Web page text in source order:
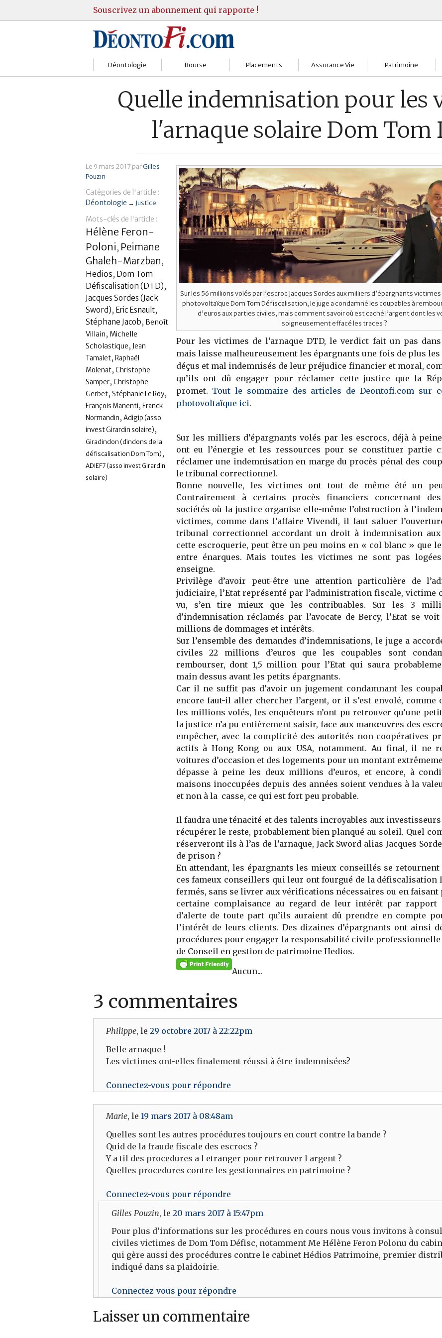
Souscrivez un abonnement qui rapporte !
Déontologie
Gestion
Marchés
Relations clients
Réglementation
Justice
Bourse
Guide Actions
Guide Sicav
Stratégie
Marchés
Pratique et OST
Placements
Fonds d’investissments
Assurance vie
Livrets
Immobilier
Divers
Assurance Vie
Choisir
Comprendre
Contrats
Patrimoine
Bilan Patrimoine
Conseil Gestion
Objectifs & stratégie
Retraite
Transmission
Quelle indemnisation pour les
l'arnaque solaire Dom Tom
Le 9 mars 2017 parGilles
Pouzin
Catégories de l'article :
Déontologie → Justice
Mots-clés de l'article :
Hélène Feron-
Poloni , Peimane
Ghaleh-Marzban ,
Hedios, Dom Tom
Défiscalisation (DTD),
Jacques Sordes (Jack
Sword), Eric Esnault,
Stéphane Jacob, Benoît
Villain, Michelle
Scholastique, Jean
Tamalet, Raphaël
Molenat, Christophe
Samper, Christophe
Gerbet, Stéphanie Le Roy,
François Manenti, Franck
Normandin, Adigip (asso
invest Girardin solaire),
Giradindon (dindons de la
défiscalisation Dom Tom) ,
ADIEF7 (asso invest Girardin
solaire)
Sur les 56 millions volés par l’escroc Jacques Sordes aux milliers d’épargnants
photovoltaïque Dom Tom Défiscalisation, le juge a condamné les coupables à
d’euros aux parties civiles, mais comment savoir où est caché l’argent dont les
soigneusement effacé les traces ?
Pour les victimes de l’arnaque DTD, le verdict fait un pas
mais laisse malheureusement les épargnants une fois de plus
déçus et mal indemnisés de leur préjudice financier et moral,
qu’ils ont dû engager pour réclamer cette justice que la
promet. Tout le sommaire des articles de Deontofi.com sur
photovoltaïque ici.
Sur les milliers d’épargnants volés par les escrocs, déjà à
ont eu l’énergie et les ressources pour se constituer partie
réclamer une indemnisation en marge du procès pénal des
le tribunal correctionnel.
Bonne nouvelle, les victimes ont tout de même été un peu
Contrairement à certains procès financiers concernant
sociétés où la justice organise elle-même l’obstruction à
victimes, comme dans l’affaire Vivendi, il faut saluer
tribunal correctionnel accordant un droit à indemnisation
cette escroquerie, peut être un peu moins en « col blanc » que
entre énarques. Mais toutes les victimes ne sont pas
enseigne.
Privilège d’avoir peut-être une attention particulière de
judiciaire, l’Etat représenté par l’administration fiscale, victime
vu, s’en tire mieux que les contribuables. Sur les 3
d’indemnisation réclamés par l’avocate de Bercy, l’Etat se voit
millions de dommages et intérêts.
Sur l’ensemble des demandes d’indemnisations, le juge a
civiles 22 millions d’euros que les coupables sont
rembourser, dont 1,5 million pour l’Etat qui saura
main dessus avant les petits épargnants.
Car il ne suffit pas d’avoir un jugement condamnant les
encore faut-il aller chercher l’argent, or il s’est envolé, comme
les millions volés, les enquêteurs n’ont pu retrouver qu’une
la justice n’a pu entièrement saisir, face aux manœuvres des
empêcher, avec la complicité des autorités non coopératives
actifs à Hong Kong ou aux USA, notamment. Au final, il ne
voitures d’occasion et des logements pour un montant
dépasse à peine les deux millions d’euros, et encore, à
maisons inoccupées depuis des années soient vendues à la
et non à la casse, ce qui est fort peu probable.
Il faudra une ténacité et des talents incroyables aux
récupérer le reste, probablement bien planqué au soleil. Quel
réserveront-ils à l’as de l’arnaque, Jack Sword alias Jacques
de prison ?
En attendant, les épargnants les mieux conseillés se
ces fameux conseillers qui leur ont fourgué de la défiscalisation
fermés, sans se livrer aux vérifications nécessaires ou en faisant
certaine complaisance au regard de leur intérêt par rapport
d’alerte de toute part qu’ils auraient dû prendre en compte
l’intérêt de leurs clients. Des dizaines d’épargnants ont ainsi
procédures pour engager la responsabilité civile professionnelle
de Conseil en gestion de patrimoine Hedios.
Aucun...
3 commentaires
Philippe, le 29 octobre 2017 à 22:22pm
Belle arnaque !
Les victimes ont-elles finalement réussi à être indemnisées?
Connectez-vous pour répondre
Marie, le 19 mars 2017 à 08:48am
Quelles sont les autres procédures toujours en court contre la bande ?
Quid de la fraude fiscale des escrocs ?
Y a til des procedures a l etranger pour retrouver l argent ?
Quelles procedures contre les gestionnaires en patrimoine ?
Connectez-vous pour répondre
Gilles Pouzin, le 20 mars 2017 à 15:47pm
Pour plus d’informations sur les procédures en cours nous vous invitons à
civiles victimes de Dom Tom Défisc, notamment Me Hélène Feron Polonu du
qui gère aussi des procédures contre le cabinet Hédios Patrimoine, premier
indiqué dans sa plaidoirie.
Connectez-vous pour répondre
Laisser un commentaire